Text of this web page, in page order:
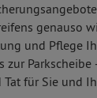
genauso
und Pflege
zur
für Sie und